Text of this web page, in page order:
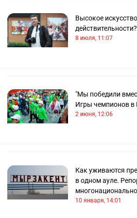
Высокое
действительности?
8 июля, 11:07
"Мы победили
Игры чемпионов в
2 июня, 12:06
Как уживаются
в одном ауле.
10 января, 14:01